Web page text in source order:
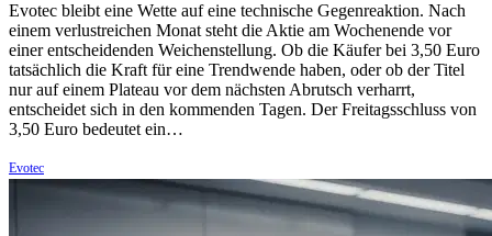
Evotec bleibt eine Wette auf eine technische Gegenreaktion. Nach
einem verlustreichen Monat steht die Aktie am Wochenende vor
einer entscheidenden Weichenstellung. Ob die Käufer bei 3,50 Euro
tatsächlich die Kraft für eine Trendwende haben, oder ob der Titel
nur auf einem Plateau vor dem nächsten Abrutsch verharrt,
entscheidet sich in den kommenden Tagen. Der Freitagsschluss von
3,50 Euro bedeutet ein…
Evotec